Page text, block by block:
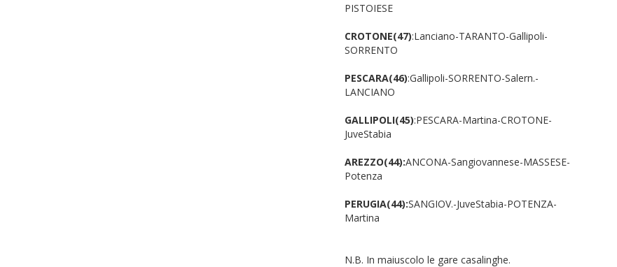
PISTOIESE
CROTONE(47):Lanciano-TARANTO-Gallipoli-
SORRENTO
PESCARA(46):Gallipoli-SORRENTO-Salern.-
LANCIANO
GALLIPOLI(45):PESCARA-Martina-CROTONE-
JuveStabia
AREZZO(44):ANCONA-Sangiovannese-MASSESE-
Potenza
PERUGIA(44):SANGIOV.-JuveStabia-POTENZA-
Martina
N.B. In maiuscolo le gare casalinghe.